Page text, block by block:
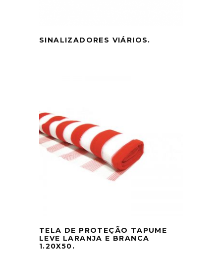
SINALIZADORES VIÁRIOS.
TELA DE PROTEÇÃO TAPUME
LEVE LARANJA E BRANCA
1.20X50.